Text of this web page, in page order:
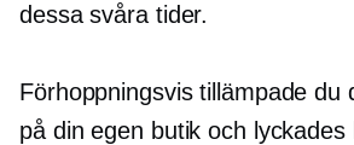
dessa svåra tider.
Förhoppningsvis tillämpade du
på din egen butik och lyckades